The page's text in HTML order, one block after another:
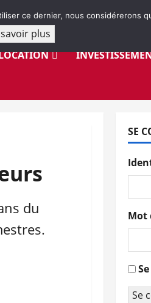
du
SE
Mot
Se
ce dernier, nous considérerons
plus